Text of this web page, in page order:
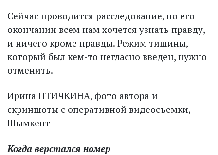
Сейчас проводится расследование, по его
окончании всем нам хочется узнать правду,
и ничего кроме правды. Режим тишины,
который был кем-то негласно введен, нужно
отменить.
Ирина ПТИЧКИНА, фото автора и
скриншоты с оперативной видеосъемки,
Шымкент
Когда верстался номер